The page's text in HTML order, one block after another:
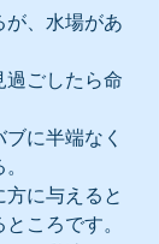
が、水場があ
過ごしたら命
に半端なく
方に与えると
ころです。